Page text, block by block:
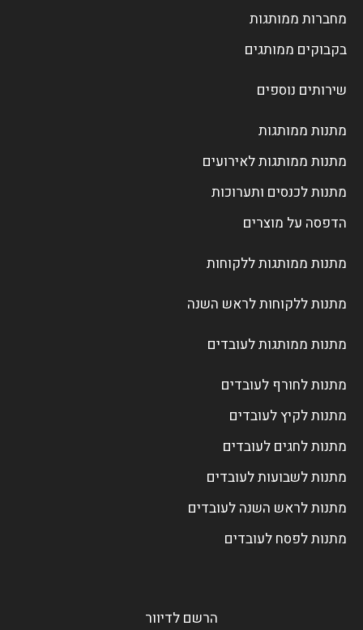
מחברות ממותגות
בקבוקים ממותגים
שירותים נוספים
מתנות ממותגות
מתנות ממותגות לאירועים
מתנות לכנסים ותערוכות
הדפסה על מוצרים
מתנות ממותגות ללקוחות
מתנות ללקוחות לראש השנה
מתנות ממותגות לעובדים
מתנות לחורף לעובדים
מתנות לקיץ לעובדים
מתנות לחגים לעובדים
מתנות לשבועות לעובדים
מתנות לראש השנה לעובדים
מתנות לפסח לעובדים
הרשם לדיוור